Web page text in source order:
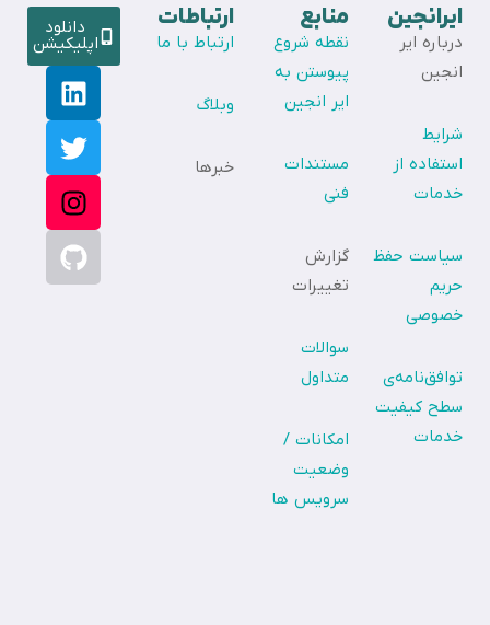
ایرانجین
درباره ایر
انجین
شرایط
استفاده از
خدمات
سیاست حفظ
حریم
خصوصی
توافق‌نامه‌ی
سطح کیفیت
خدمات
منابع
نقطه شروع
پیوستن به
ایر انجین
مستندات
فنی
گزارش
تغییرات
سوالات
متداول
امکانات /
وضعیت
سرویس ها
ارتباطات
ارتباط با ما
وبلاگ
خبرها
دانلود
اپلیکیشن